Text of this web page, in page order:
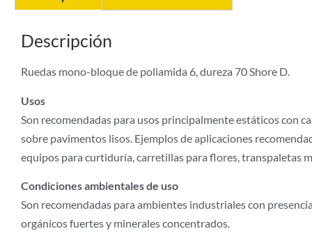
Descripción
Ruedas mono-bloque de poliamida 6, dureza 70 Shore D.
Usos
Son recomendadas para usos principalmente estáticos con
sobre pavimentos lisos. Ejemplos de aplicaciones
equipos para curtiduría, carretillas para flores, transpaletas
Condiciones ambientales de uso
Son recomendadas para ambientes industriales con
orgánicos fuertes y minerales concentrados.